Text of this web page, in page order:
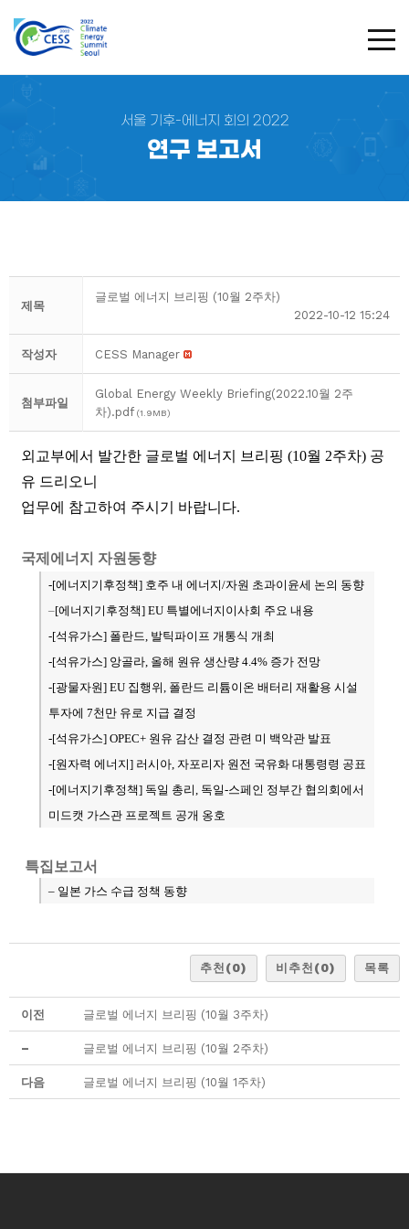
서울 기후-에너지 회의 2022
연구 보고서
제목
글로벌 에너지 브리핑 (10월 2주차)
2022-10-12 15:24
작성자 CESS Manager
첨부파일
Global Energy Weekly Briefing(2022.10월 2주
차).pdf (1.9MB)
외교부에서 발간한 글로벌 에너지 브리핑 (10월 2주차) 공
유 드리오니
업무에 참고하여 주시기 바랍니다.
국제에너지 자원동향
-[에너지기후정책] 호주 내 에너지/자원 초과이윤세 논의 동향
–[에너지기후정책] EU 특별에너지이사회 주요 내용
-[석유가스] 폴란드, 발틱파이프 개통식 개최
-[석유가스] 앙골라, 올해 원유 생산량 4.4% 증가 전망
-[광물자원] EU 집행위, 폴란드 리튬이온 배터리 재활용 시설
투자에 7천만 유로 지급 결정
-[석유가스] OPEC+ 원유 감산 결정 관련 미 백악관 발표
-[원자력 에너지] 러시아, 자포리자 원전 국유화 대통령령 공표
-[에너지기후정책] 독일 총리, 독일-스페인 정부간 협의회에서
미드캣 가스관 프로젝트 공개 옹호
특집보고서
– 일본 가스 수급 정책 동향
추천 (0) 비추천 (0) 목록
이전 글로벌 에너지 브리핑 (10월 3주차)
– 글로벌 에너지 브리핑 (10월 2주차)
다음 글로벌 에너지 브리핑 (10월 1주차)